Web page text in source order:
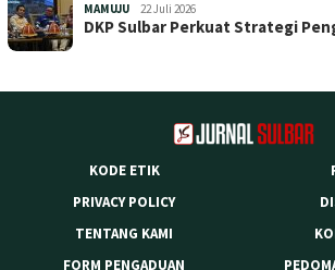
MAMUJU 22 Juli 2026
DKP Sulbar Perkuat Strategi
KODE ETIK
PRIVACY POLICY
TENTANG KAMI
FORM PENGADUAN